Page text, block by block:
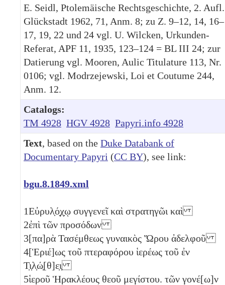
E. Seidl, Ptolemäische Rechtsgeschichte, 2. Aufl.
Glückstadt 1962, 71, Anm. 8; zu Z. 9–12, 14, 16–
17, 19, 22 und 24 vgl. U. Wilcken, Urkunden-
Referat, APF 11, 1935, 123–124 = BL III 24; zur
Datierung vgl. Mooren, Aulic Titulature 113, Nr.
0106; vgl. Modrzejewski, Loi et Coutume 244,
Anm. 12.
Catalogs:
TM 4928 HGV 4928 Papyri.info 4928
Text, based on the Duke Databank of
Documentary Papyri (CC BY), see link:
bgu.8.1849.xml
1Εὐρυλ̣ό̣χ̣ῳ συγγενεῖ καὶ στρατηγῶι καὶ
2ἐπὶ τῶν προσόδων
3[πα]ρὰ Τασέμθεως γυναικὸς Ὥρου ἀδελφοῦ
4[Ἑριέ]ως τοῦ πτεραφόρου ἱερέως τοῦ ἐν
Τ̣ι̣λ̣ώ̣[θ]ε̣ι̣
5ἱεροῦ Ἡρακλέους θεοῦ μεγίστου. τῶν γονέ[ω]ν